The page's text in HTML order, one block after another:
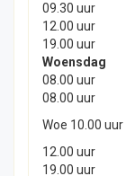
09.30 uur
12.00 uur
19.00 uur
Woensdag
08.00 uur
08.00 uur
Woe 10.00 uur
12.00 uur
19.00 uur